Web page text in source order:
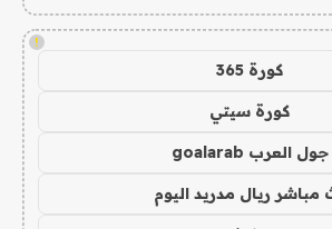
!
كورة 365
كورة سيتي
جول العرب goalarab
مباشر ريال مدريد اليوم